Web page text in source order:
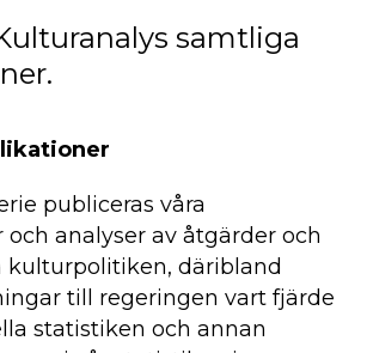
samtliga
publiceras våra
analyser av åtgärder och
kulturpolitiken, däribland
till regeringen vart fjärde
statistiken och annan